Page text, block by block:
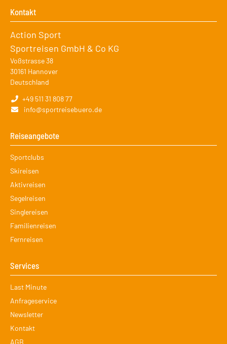
Kontakt
Action Sport
Sportreisen GmbH & Co KG
Voßstrasse 38
30161 Hannover
Deutschland
+49 511 31 808 77
info@sportreisebuero.de
Reiseangebote
Navigation
überspringen
Sportclubs
Skireisen
Aktivreisen
Segelreisen
Singlereisen
Familienreisen
Fernreisen
Services
Navigation
überspringen
Last Minute
Anfrageservice
Newsletter
Kontakt
AGB